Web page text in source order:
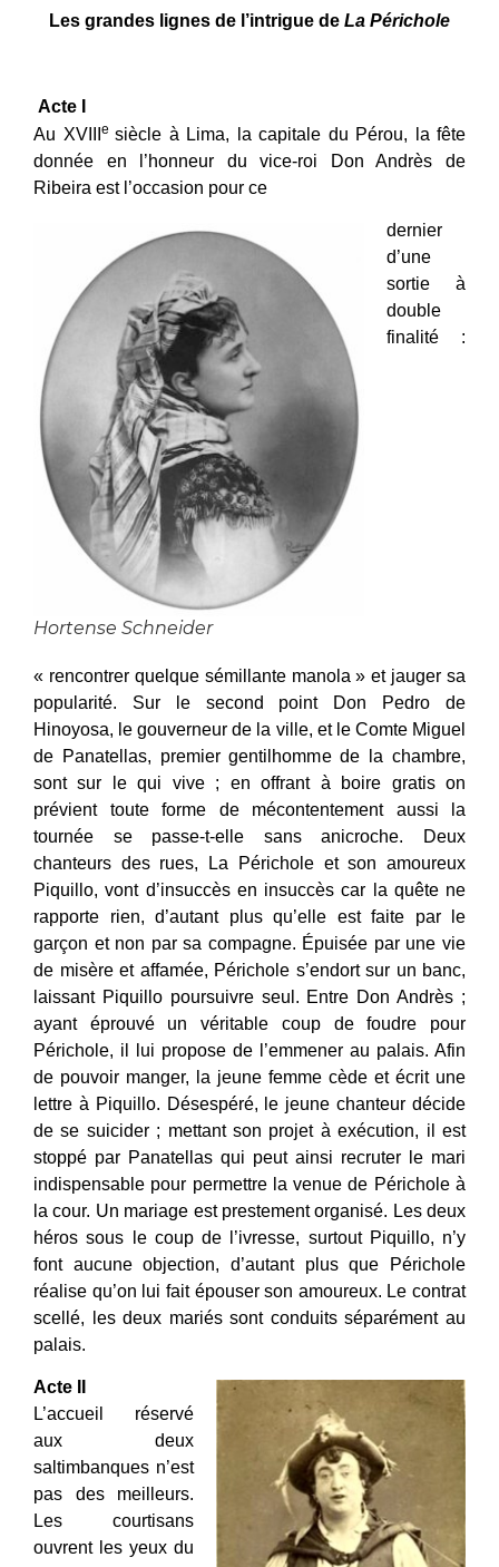
Les grandes lignes de l’intrigue de La Périchole
Acte I
Au XVIII
e siècle à Lima, la capitale du Pérou, la fête
donnée en l’honneur du vice-roi Don Andrès de
Ribeira est l’occasion pour ce
Hortense Schneider
dernier
d’une
sortie à
double
finalité :
« rencontrer quelque sémillante manola » et jauger sa
popularité. Sur le second point Don Pedro de
Hinoyosa, le gouverneur de la ville, et le Comte Miguel
de Panatellas, premier gentilhomme de la chambre,
sont sur le qui vive ; en offrant à boire gratis on
prévient toute forme de mécontentement aussi la
tournée se passe-t-elle sans anicroche. Deux
chanteurs des rues, La Périchole et son amoureux
Piquillo, vont d’insuccès en insuccès car la quête ne
rapporte rien, d’autant plus qu’elle est faite par le
garçon et non par sa compagne. Épuisée par une vie
de misère et affamée, Périchole s’endort sur un banc,
laissant Piquillo poursuivre seul. Entre Don Andrès ;
ayant éprouvé un véritable coup de foudre pour
Périchole, il lui propose de l’emmener au palais. Afin
de pouvoir manger, la jeune femme cède et écrit une
lettre à Piquillo. Désespéré, le jeune chanteur décide
de se suicider ; mettant son projet à exécution, il est
stoppé par Panatellas qui peut ainsi recruter le mari
indispensable pour permettre la venue de Périchole à
la cour. Un mariage est prestement organisé. Les deux
héros sous le coup de l’ivresse, surtout Piquillo, n’y
font aucune objection, d’autant plus que Périchole
réalise qu’on lui fait épouser son amoureux. Le contrat
scellé, les deux mariés sont conduits séparément au
palais.
Acte II
L’accueil réservé
aux deux
saltimbanques n’est
pas des meilleurs.
Les courtisans
ouvrent les yeux du